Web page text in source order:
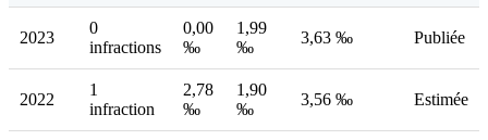
2023
0
infractions
0,00
‰
1,99
‰
3,63 ‰ Publiée
2022
1
infraction
2,78
‰
1,90
‰
3,56 ‰ Estimée